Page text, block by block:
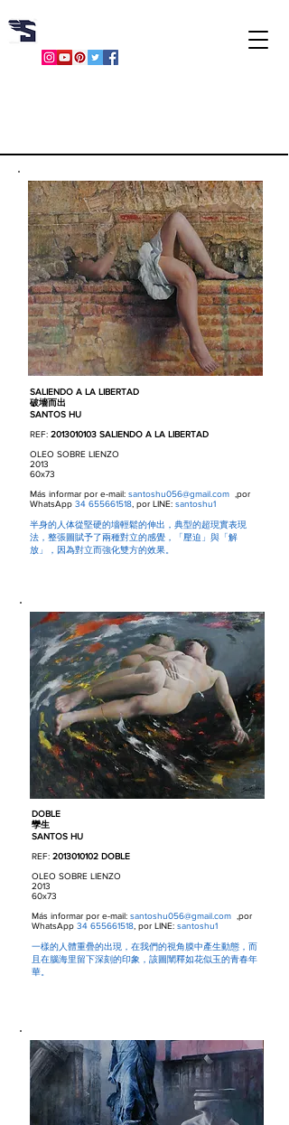
SALIENDO A LA LIBERTAD
破墻而出
SANTOS HU
REF: 2013010103 SALIENDO A LA LIBERTAD
OLEO SOBRE LIENZO
2013
60x73
Más informar por e-mail: santoshu056@gmail.com ,por
WhatsApp 34 655661518 , por LINE: santoshu1
半身的人体從堅硬的墻輕鬆的伸出，典型的超現實表現
法，整張圖賦予了兩種對立的感覺，「壓迫」與「解
放」，因為對立而強化雙方的效果。
DOBLE
孿生
SANTOS HU
REF: 2013010102 DOBLE
OLEO SOBRE LIENZO
2013
60x73
Más informar por e-mail: santoshu056@gmail.com ,por
WhatsApp 34 655661518 , por LINE: santoshu1
一樣的人體重疊的出現，在我們的視角膜中產生動態，而
且在腦海里留下深刻的印象，該圖闡釋如花似玉的青春年
華。